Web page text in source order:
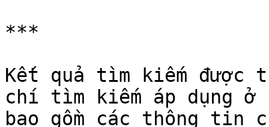
***
Kết quả tìm kiếm được
chí tìm kiếm áp dụng ở
bao gồm các thông tin